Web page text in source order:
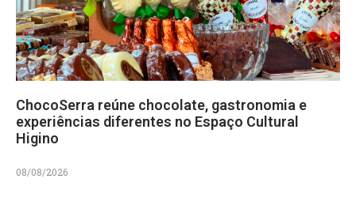
ChocoSerra reúne chocolate, gastronomia e
experiências diferentes no Espaço Cultural
Higino
08/08/2026